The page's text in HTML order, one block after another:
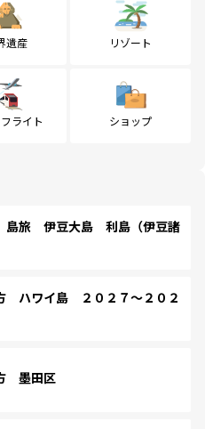
遺産 リゾート
ライト ショップ
旅 伊豆大島 利島（伊豆諸
ハワイ島 ２０２７～２０２
墨田区